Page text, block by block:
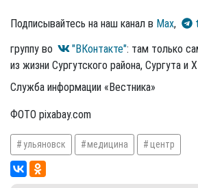
Подписывайтесь на наш канал в Max,
группу во
"ВКонтакте": там только
из жизни Сургутского района, Сургута и
Служба информации «Вестника»
ФОТО pixabay.com
ульяновск медицина центр